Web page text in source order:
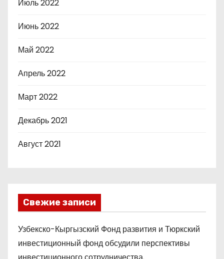
Июль 2022
Июнь 2022
Май 2022
Апрель 2022
Март 2022
Декабрь 2021
Август 2021
Свежие записи
Узбекско-Кыргызский Фонд развития и Тюркский
инвестиционный фонд обсудили перспективы